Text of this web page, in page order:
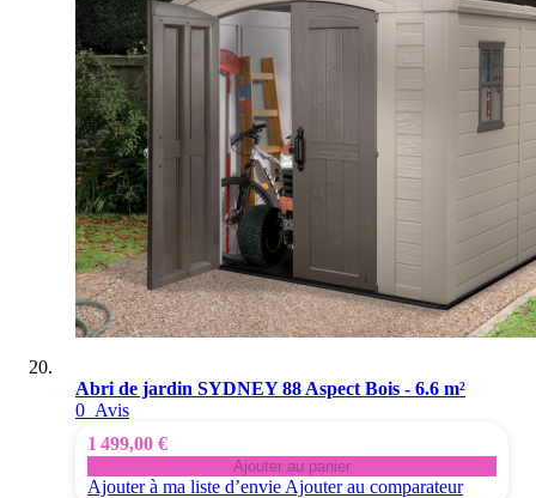
Abri de jardin SYDNEY 88 Aspect Bois - 6.6 m²
0 Avis
1 499,00 €
Ajouter au panier
Ajouter à ma liste d’envie Ajouter au comparateur